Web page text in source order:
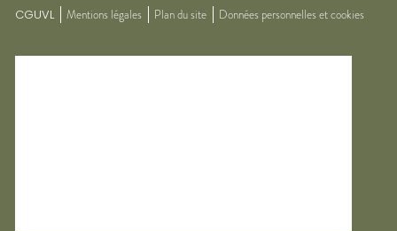
CGUVL Mentions légales Plan du site Données personnelles et cookies